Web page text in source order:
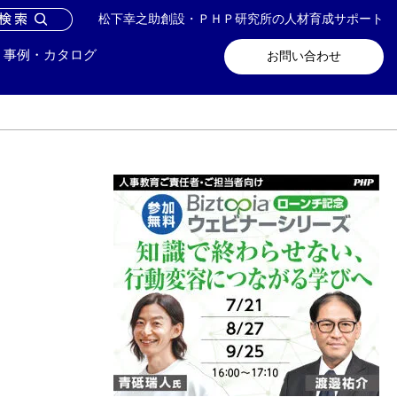
松下幸之助創設・ＰＨＰ研究所の人材育成サポート
お問い合わせ
事例・カタログ
い合わせ メールマガジン登録